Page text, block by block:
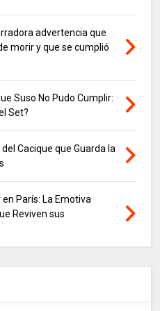
advertencia que
morir y que se cumplió
Suso No Pudo Cumplir:
Set?
Cacique que Guarda la
París: La Emotiva
Reviven sus